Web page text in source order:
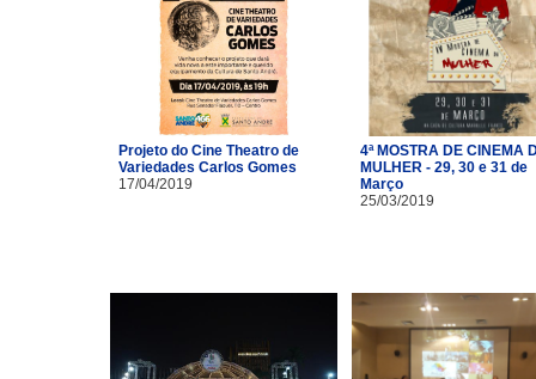
Projeto do Cine Theatro de
Variedades Carlos Gomes
17/04/2019
4ª MOSTRA DE CINEMA
MULHER - 29, 30 e 31 de
Março
25/03/2019